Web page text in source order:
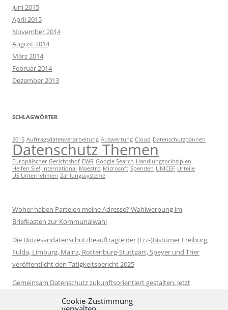
Cookie-Zustimmung
Juni 2015
April 2015
November 2014
August 2014
März 2014
Februar 2014
Dezember 2013
SCHLAGWÖRTER
2015 Auftragsdatenverarbeitung Auswertung Cloud Datenschutzpannen
Datenschutz Themen
Europäischer Gerichtshof EWR Google Search Handlungsprinzipien
Helfen Sie! international Maestro Microsoft Spenden UNICEF Urteile
US Unternehmen Zahlungssysteme
Woher haben Parteien meine Adresse? Wahlwerbung im
Briefkasten zur Kommunalwahl
Die Diözesandatenschutzbeauftragte der (Erz-)Bistümer Freiburg,
Fulda, Limburg, Mainz, Rottenburg-Stuttgart, Speyer und Trier
veröffentlicht den Tätigkeitsbericht 2025
Gemeinsam Datenschutz zukunftsorientiert gestalten: Jetzt